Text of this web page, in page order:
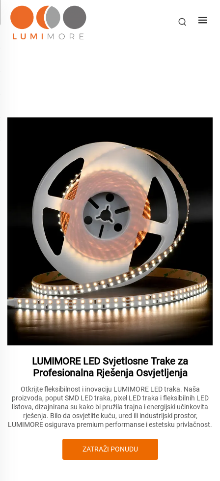
LUMIMORE LED Svjetlosne Trake za
Profesionalna Rješenja Osvjetljenja
Otkrijte fleksibilnost i inovaciju LUMIMORE LED traka. Naša
proizvoda, poput SMD LED traka, pixel LED traka i fleksibilnih LED
listova, dizajnirana su kako bi pružila trajna i energijski učinkovita
rješenja. Bilo da osvjetlite kuću, ured ili industrijski prostor,
LUMIMORE osigurava premium performanse i estetsku privlačnost.
ZATRAŽI PONUDU